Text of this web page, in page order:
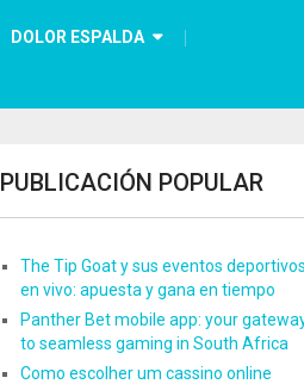
DOLOR ESPALDA
PUBLICACIÓN POPULAR
The Tip Goat y sus eventos deportivos
en vivo: apuesta y gana en tiempo
Panther Bet mobile app: your
to seamless gaming in South Africa
Como escolher um cassino online